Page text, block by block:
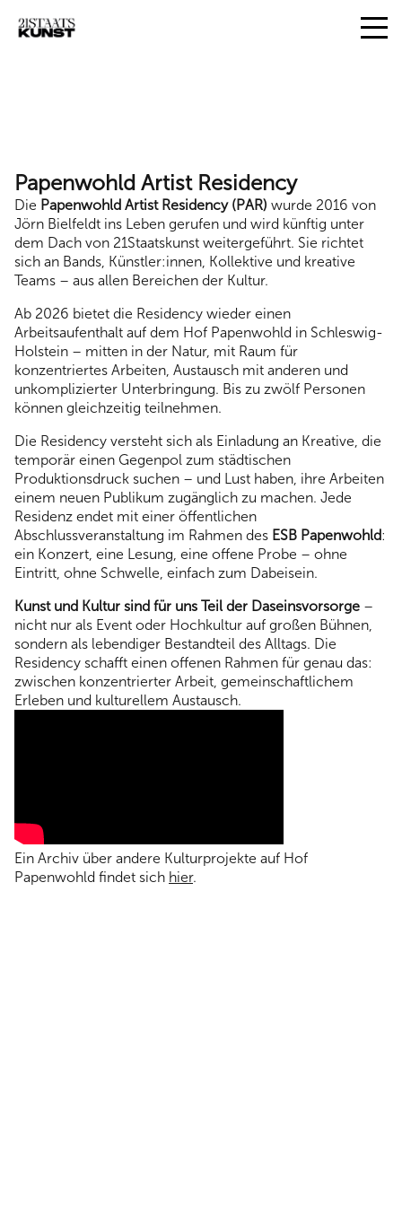
Papenwohld Artist Residency
Die Papenwohld Artist Residency (PAR) wurde 2016 von
Jörn Bielfeldt ins Leben gerufen und wird künftig unter
dem Dach von 21Staatskunst weitergeführt. Sie richtet
sich an Bands, Künstler:innen, Kollektive und kreative
Teams – aus allen Bereichen der Kultur.
Ab 2026 bietet die Residency wieder einen
Arbeitsaufenthalt auf dem Hof Papenwohld in Schleswig-
Holstein – mitten in der Natur, mit Raum für
konzentriertes Arbeiten, Austausch mit anderen und
unkomplizierter Unterbringung. Bis zu zwölf Personen
können gleichzeitig teilnehmen.
Die Residency versteht sich als Einladung an Kreative, die
temporär einen Gegenpol zum städtischen
Produktionsdruck suchen – und Lust haben, ihre Arbeiten
einem neuen Publikum zugänglich zu machen. Jede
Residenz endet mit einer öffentlichen
Abschlussveranstaltung im Rahmen des ESB Papenwohld:
ein Konzert, eine Lesung, eine offene Probe – ohne
Eintritt, ohne Schwelle, einfach zum Dabeisein.
Kunst und Kultur sind für uns Teil der Daseinsvorsorge –
nicht nur als Event oder Hochkultur auf großen Bühnen,
sondern als lebendiger Bestandteil des Alltags. Die
Residency schafft einen offenen Rahmen für genau das:
zwischen konzentrierter Arbeit, gemeinschaftlichem
Erleben und kulturellem Austausch.
Ein Archiv über andere Kulturprojekte auf Hof
Papenwohld findet sich hier.